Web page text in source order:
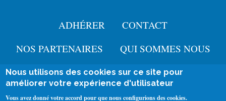
Pied
de
page
ADHÉRER
CONTACT
NOS PARTENAIRES
QUI SOMMES NOUS
Mentions légales
User
Se connecter
Nous utilisons des cookies sur ce site pour
améliorer votre expérience d'utilisateur
Vous avez donné votre accord pour que nous configurions des cookies.